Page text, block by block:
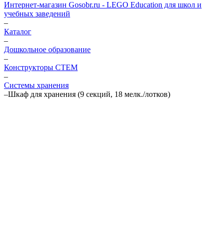
Интернет-магазин Gosobr.ru - LEGO Education для школ и
учебных заведений
–
Каталог
–
Дошкольное образование
–
Конструкторы СТЕМ
–
Системы хранения
–Шкаф для хранения (9 секций, 18 мелк./лотков)